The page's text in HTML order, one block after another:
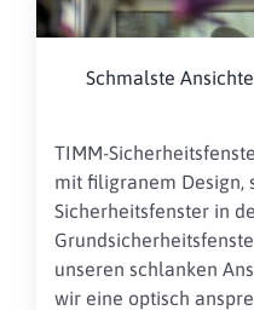
Schmalste
TIMM-
mit filigranem Design,
Sicherheitsfenster in
unseren schlanken
wir eine optisch